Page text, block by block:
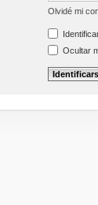
Olvidé mi
Ocultar